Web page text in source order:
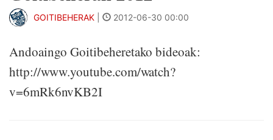
GOITIBEHERAK 2012-06-30 00:00
Andoaingo Goitibeheretako bideoak:
http://www.youtube.com/watch?
v=6mRk6nvKB2I